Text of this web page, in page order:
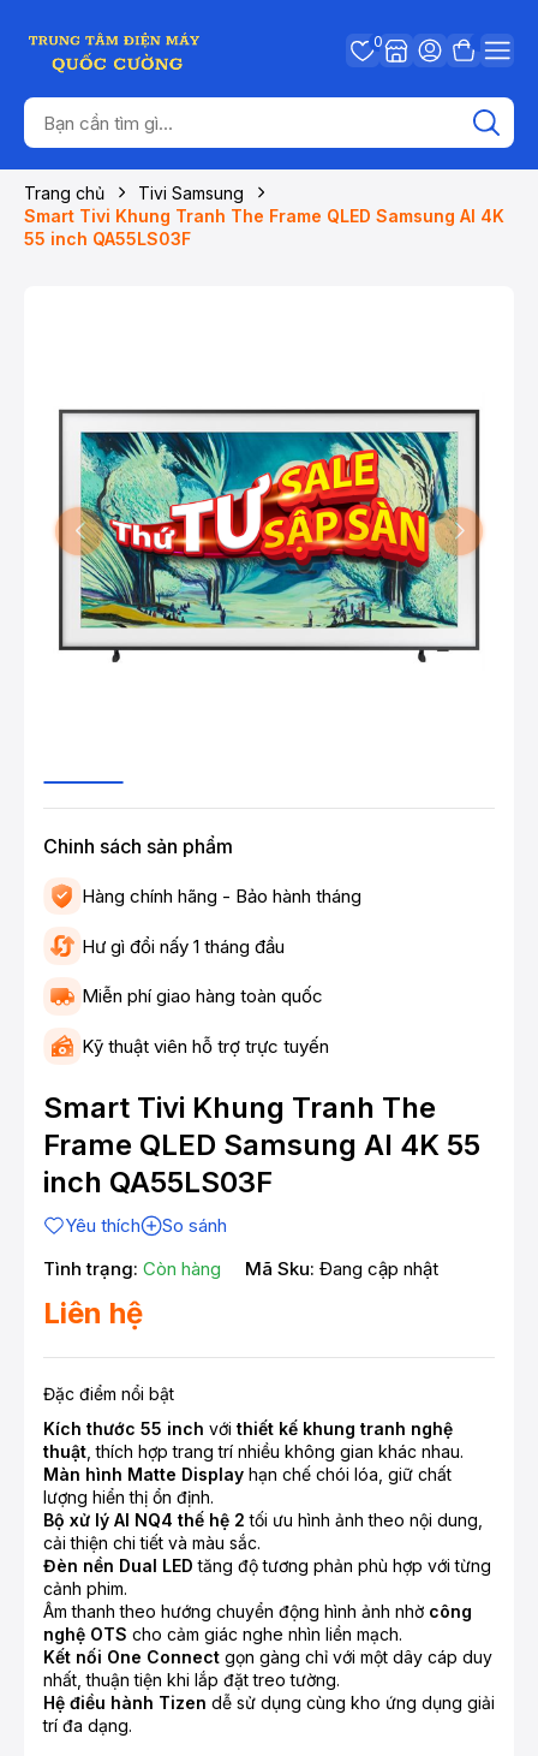
0
Trang chủ
Tivi Samsung
Smart Tivi Khung Tranh The Frame QLED Samsung AI 4K
55 inch QA55LS03F
Chinh sách sản phẩm
Hàng chính hãng - Bảo hành tháng
Hư gì đổi nấy 1 tháng đầu
Miễn phí giao hàng toàn quốc
Kỹ thuật viên hỗ trợ trực tuyến
Smart Tivi Khung Tranh The
Frame QLED Samsung AI 4K 55
inch QA55LS03F
Yêu thích
So sánh
Tình trạng: Còn hàng Mã Sku: Đang cập nhật
Liên hệ
Đặc điểm nổi bật
Kích thước 55 inch với thiết kế khung tranh nghệ
thuật, thích hợp trang trí nhiều không gian khác nhau.
Màn hình Matte Display hạn chế chói lóa, giữ chất
lượng hiển thị ổn định.
Bộ xử lý AI NQ4 thế hệ 2tối ưu hình ảnh theo nội dung,
cải thiện chi tiết và màu sắc.
Đèn nền Dual LED tăng độ tương phản phù hợp với từng
cảnh phim.
Âm thanh theo hướng chuyển động hình ảnh nhờ công
nghệ OTS cho cảm giác nghe nhìn liền mạch.
Kết nối One Connect gọn gàng chỉ với một dây cáp duy
nhất, thuận tiện khi lắp đặt treo tường.
Hệ điều hành Tizen dễ sử dụng cùng kho ứng dụng giải
trí đa dạng.